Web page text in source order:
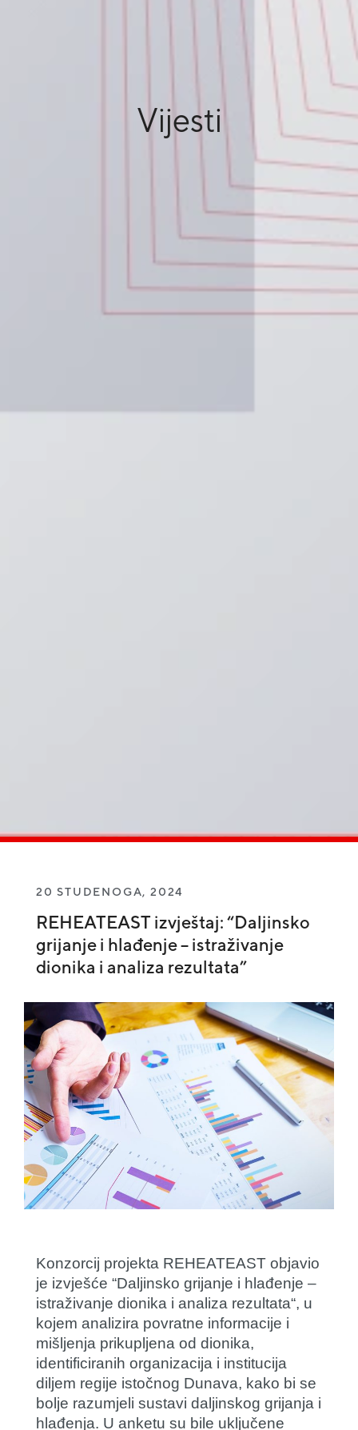
Vijesti
20 STUDENOGA, 2024
REHEATEAST izvještaj: “Daljinsko
grijanje i hlađenje – istraživanje
dionika i analiza rezultata”
Konzorcij projekta REHEATEAST objavio
je izvješće “Daljinsko grijanje i hlađenje –
istraživanje dionika i analiza rezultata“, u
kojem analizira povratne informacije i
mišljenja prikupljena od dionika,
identificiranih organizacija i institucija
diljem regije istočnog Dunava, kako bi se
bolje razumjeli sustavi daljinskog grijanja i
hlađenja. U anketu su bile uključene